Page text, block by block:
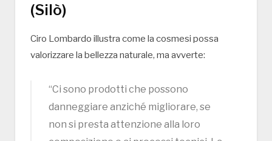
(Silò)
Ciro Lombardo illustra come la cosmesi possa
valorizzare la bellezza naturale, ma avverte:
“Ci sono prodotti che possono
danneggiare anziché migliorare, se
non si presta attenzione alla loro